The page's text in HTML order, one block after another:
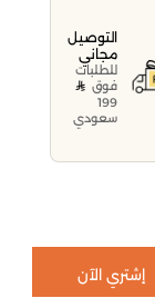
التوصيل
مجاني
للطلبات
فوق
199
سعودي
إشتري الآن